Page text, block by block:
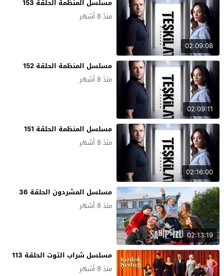
02:09:08
مسلسل المنظمة الحلقة 153
منذ 8 أشهر
02:09:11
مسلسل المنظمة الحلقة 152
منذ 8 أشهر
02:16:00
مسلسل المنظمة الحلقة 151
منذ 8 أشهر
02:13:19
مسلسل المشردون الحلقة 36
منذ 8 أشهر
مسلسل شراب التوت الحلقة 113
منذ 8 أشهر